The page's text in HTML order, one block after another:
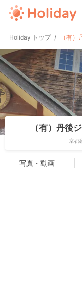
Holiday トップ （有
（有）丹後
京都
写真・動画